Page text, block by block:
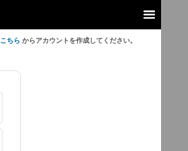
こちら からアカウントを作成してください。